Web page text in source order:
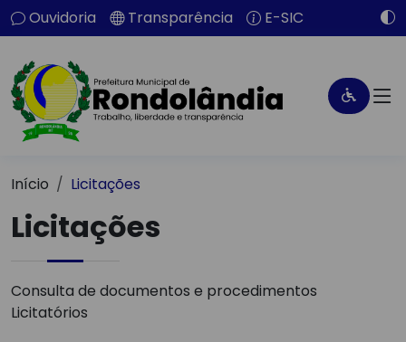
Ouvidoria Transparência E-SIC
Início Licitações
Licitações
Consulta de documentos e procedimentos
Licitatórios